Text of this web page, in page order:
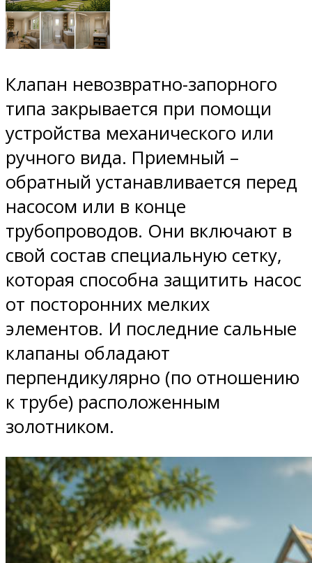
Клапан невозвратно-запорного
типа закрывается при помощи
устройства механического или
ручного вида. Приемный –
обратный устанавливается перед
насосом или в конце
трубопроводов. Они включают в
свой состав специальную сетку,
которая способна защитить насос
от посторонних мелких
элементов. И последние сальные
клапаны обладают
перпендикулярно (по отношению
к трубе) расположенным
золотником.